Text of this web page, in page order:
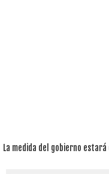
La medida del gobierno